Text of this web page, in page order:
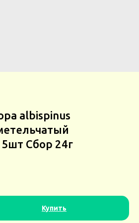
albispinus
Сбор 24г
Купить